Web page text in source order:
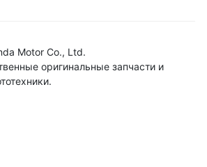
Motor Co., Ltd.
оригинальные запчасти и